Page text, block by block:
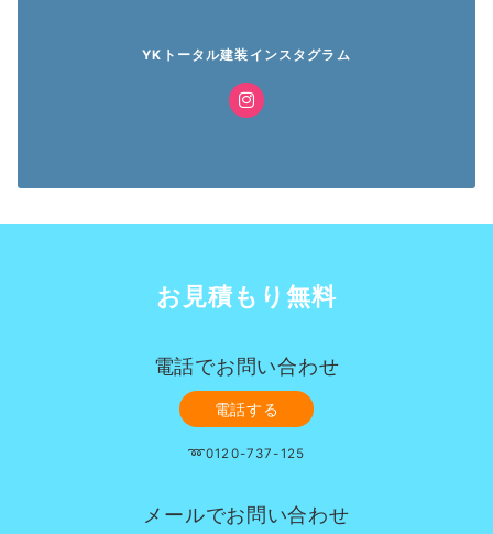
YKトータル建装インスタグラム
お見積もり無料
電話でお問い合わせ
電話する
➿0120-737-125
メールでお問い合わせ